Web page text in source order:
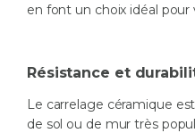
en font un choix idéal pour
Résistance et
Le carrelage céramique
de sol ou de mur très